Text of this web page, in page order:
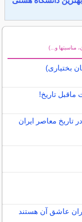
مناسبتها و...)
بختیاری)
ماقبل تاریخ!
معاصر ایران
عاشق آن هستند